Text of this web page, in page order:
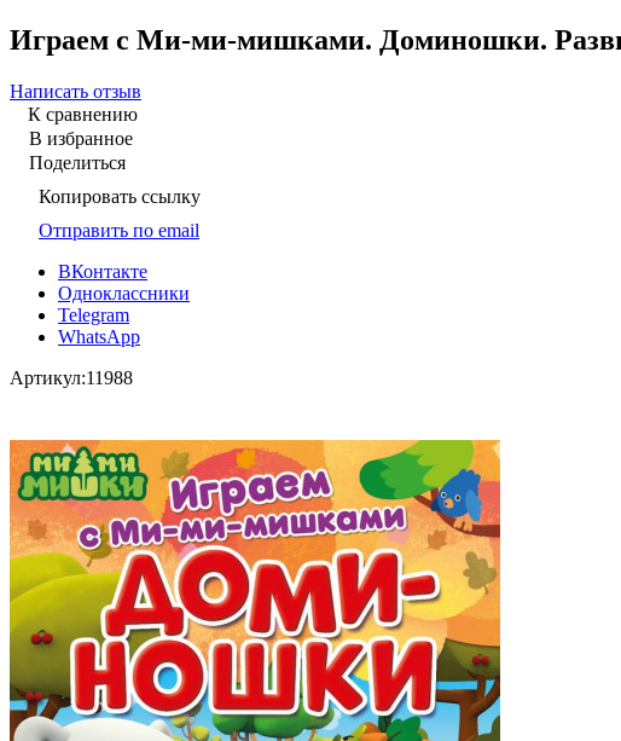
Играем с Ми-ми-мишками. Доминошки.
Написать отзыв
К сравнению
В избранное
Поделиться
Копировать ссылку
Отправить по email
ВКонтакте
Одноклассники
Telegram
WhatsApp
Артикул:11988